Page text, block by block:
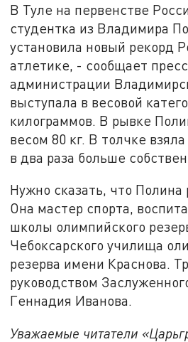
В Туле на первенстве
студентка из Владимира
установила новый рекорд
атлетике, - сообщает
администрации
выступала в весовой
килограммов. В рывке
весом 80 кг. В толчке
в два раза больше
Нужно сказать, что Полина
Она мастер спорта,
школы олимпийского
Чебоксарского училища
резерва имени Краснова.
руководством
Геннадия Иванова.
Уважаемые читатели